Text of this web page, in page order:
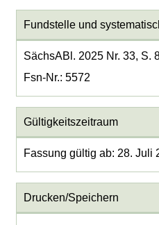
Fundstelle und
SächsABl. 2025 Nr. 33, S.
Fsn-Nr.: 5572
Gültigkeitszeitraum
Fassung gültig ab: 28. Juli
Drucken/Speichern